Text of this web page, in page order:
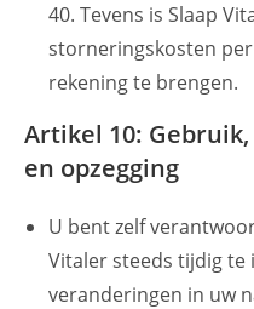
40. Tevens is Slaap
storneringskosten
rekening te brengen.
Artikel 10:
en opzegging
U bent zelf
Vitaler steeds tijdig
veranderingen in uw